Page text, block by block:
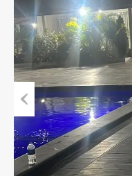
Previous